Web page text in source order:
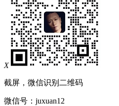
X
截屏，微信识别二维码
微信号： juxuan12